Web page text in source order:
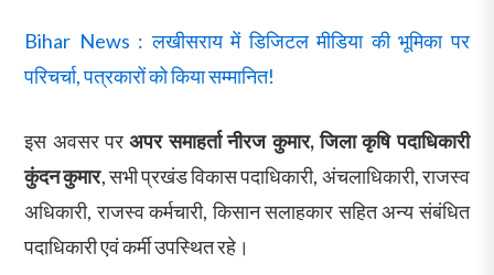
Bihar News : लखीसराय में डिजिटल मीडिया की भूमिका पर
परिचर्चा, पत्रकारों को किया सम्मानित!
इस अवसर परअपर समाहर्ता नीरज कुमार, जिला कृषि पदाधिकारी
कुंदन कुमार, सभी प्रखंड विकास पदाधिकारी, अंचलाधिकारी, राजस्व
अधिकारी, राजस्व कर्मचारी, किसान सलाहकार सहित अन्य संबंधित
पदाधिकारी एवं कर्मी उपस्थित रहे।